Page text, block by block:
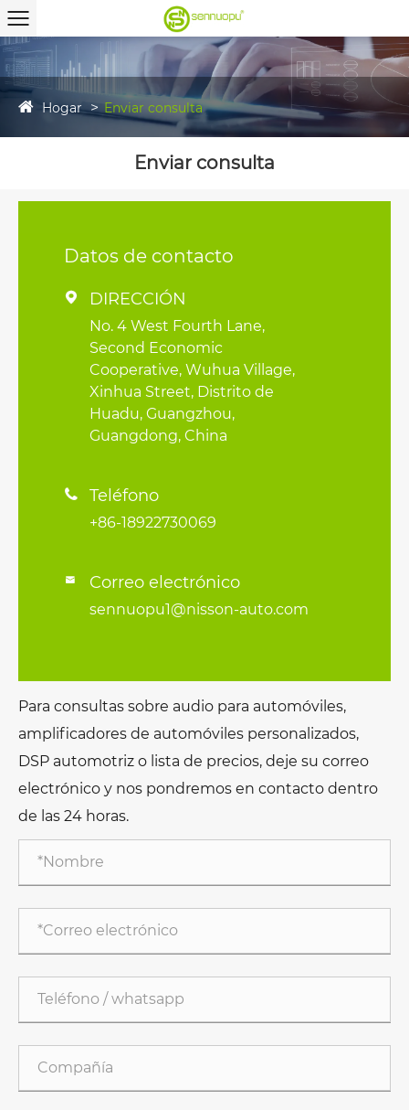
Hogar Enviar consulta
Enviar consulta
Datos de contacto
 DIRECCIÓN
No. 4 West Fourth Lane,
Second Economic
Cooperative, Wuhua Village,
Xinhua Street, Distrito de
Huadu, Guangzhou,
Guangdong, China
 Teléfono
+86-18922730069
 Correo electrónico
sennuopu1@nisson-auto.com
Para consultas sobre audio para automóviles,
amplificadores de automóviles personalizados,
DSP automotriz o lista de precios, deje su correo
electrónico y nos pondremos en contacto dentro
de las 24 horas.